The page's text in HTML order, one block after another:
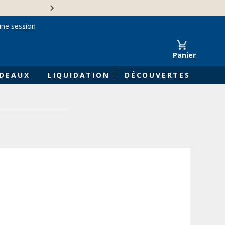
Panier
LIQUIDATION DÉCOUVERTES
session